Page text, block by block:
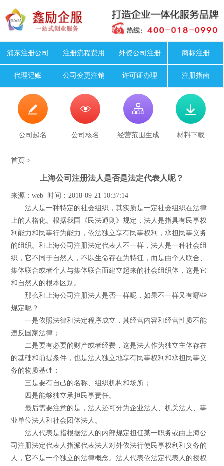
浦东注册公司 注册流程费用 外资公司注册 商标注册
代理记账 公司变更注销 许可证办理 注册指南

公司起名

公司核名

经营范围生成

材料下载
首页 >
上海公司注册法人是否是法定代表人呢？
来源：web 时间：2018-09-21 10:37:14
法人是一种特定的社会组织，其实质是一定社会组织在法律
上的人格化。根据我国《民法通则》规定，法人是指具有民事权
利能力和民事行为能力，依法独立享有民事权利，承担民事义务
的组织。和上海公司注册法定代表人不一样，法人是一种社会组
织，它不同于自然人，不以生命存在为特征，而是由个人联合、
集体联合或者个人与集体联合而建立起来的社会组织体，这是它
和自然人的根本区别。
那么和上海公司注册法人是否一样呢，如果不一样又有哪些
规定呢？
一是依照法律和法定程序成立，其经营内容和经营性质不能
违反国家法律；
二是要有必要的财产或者经费，这是法人作为独立主体存在
的基础和前提条件，也是法人独立地享有民事权利和承担民事义
务的物质基础；
三是要有自己的名称、组织机构和场所；
四是能够独立承担民事责任。
最后需要注意的是，法人还可分为企业法人、机关法人、事
业单位法人和社会团体法人。
法人代表是指根据法人的内部规定担任某一职务或由上海公
司注册法定代表人指派代表法人对外依法行使民事权利和义务的
人，它不是一个独立的法律概念。法人代表依法定代表人的授权